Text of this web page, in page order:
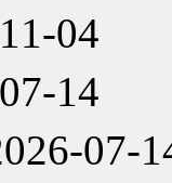
04
14
07-